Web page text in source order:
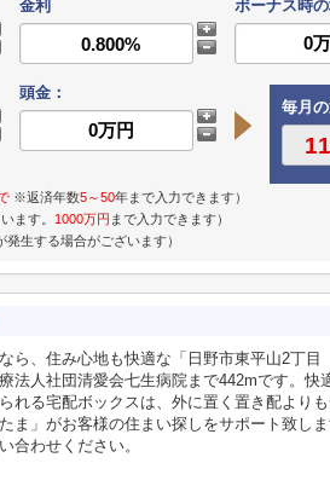
金利 ボーナス時
頭金：
毎月の
※返済年数5～50年まで入力できます）
ます。 1000万円 まで入力できます）
生する場合がございます）
ら、住み心地も快適な「日野市東平山2丁
法人社団清愛会七生病院まで442mです。快
れる宅配ボックスは、外に置く置き配より
ま」がお客様の住まい探しをサポート致し
合わせください。